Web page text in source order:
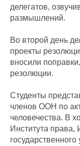
делегатов,
размышлений.
Во второй день
проекты
вносили
резолюции.
Студенты
членов ООН по
человечества. В
Института права,